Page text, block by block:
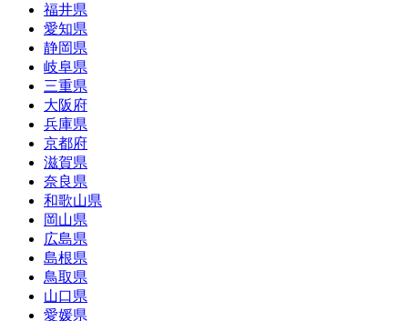
福井県
愛知県
静岡県
岐阜県
三重県
大阪府
兵庫県
京都府
滋賀県
奈良県
和歌山県
岡山県
広島県
島根県
鳥取県
山口県
愛媛県